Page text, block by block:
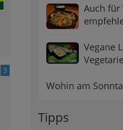
3
Auch für
Vegane
Wohin am
Tipps